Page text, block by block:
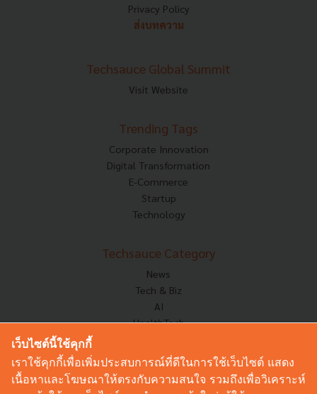
Privacy Policy
ส่งบทความ
Techsauce Global Summit
Visit Website
Trending Tags
Corporate Innovation
Digital Transformation
E-Commerce
Startup
Technology
Techsauce Category
News
Tech & Biz
AI
HealthTech
Corp Innov
Saucy Thoughts
Based On
เว็บไซต์นี้ใช้คุกกี้
เราใช้คุกกี้เพื่อเพิ่มประสบการณ์ที่ดีในการใช้เว็บไซต์ แสดง
เนื้อหาและโฆษณาให้ตรงกับความสนใจ รวมถึงเพื่อวิเคราะห์